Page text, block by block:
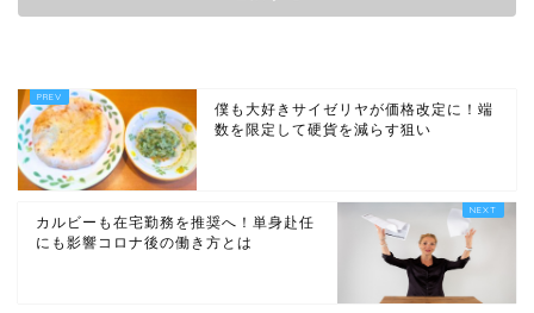
僕も大好きサイゼリヤが価格改定に！端
数を限定して硬貨を減らす狙い
カルビーも在宅勤務を推奨へ！単身赴任
にも影響コロナ後の働き方とは